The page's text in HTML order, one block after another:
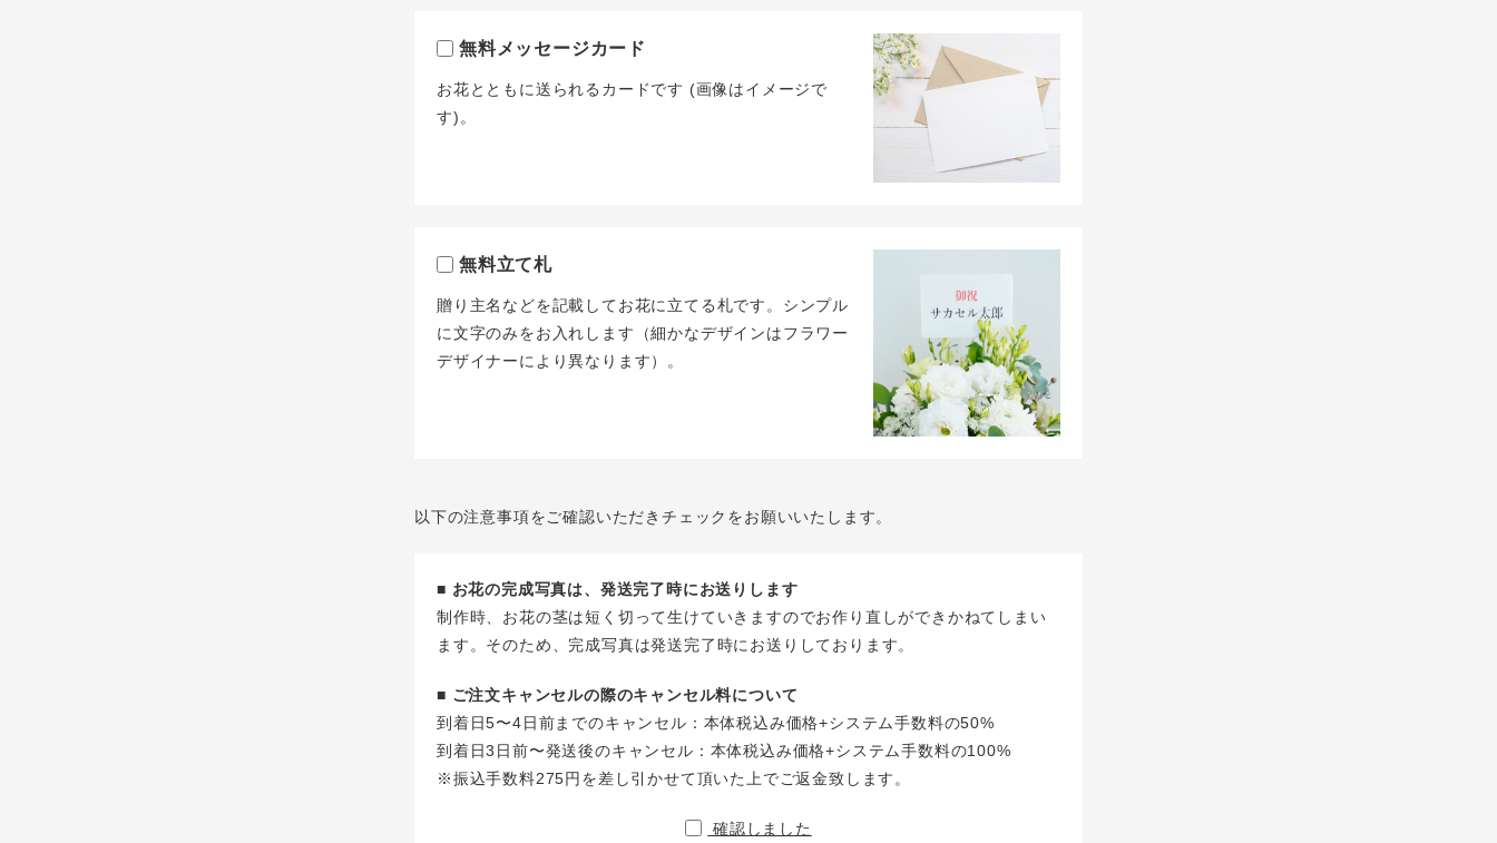
無料メッセージカード
お花とともに送られるカードです (画像はイメージで
す)。
無料立て札
贈り主名などを記載してお花に立てる札です。シンプル
に文字のみをお入れします（細かなデザインはフラワー
デザイナーにより異なります）。
以下の注意事項をご確認いただきチェックをお願いいたします。
■ お花の完成写真は、発送完了時にお送りします
制作時、お花の茎は短く切って生けていきますのでお作り直しができかねてしまい
ます。そのため、完成写真は発送完了時にお送りしております。
■ ご注文キャンセルの際のキャンセル料について
到着日5〜4日前までのキャンセル：本体税込み価格+システム手数料の50%
到着日3日前〜発送後のキャンセル：本体税込み価格+システム手数料の100%
※振込手数料275円を差し引かせて頂いた上でご返金致します。
確認しました